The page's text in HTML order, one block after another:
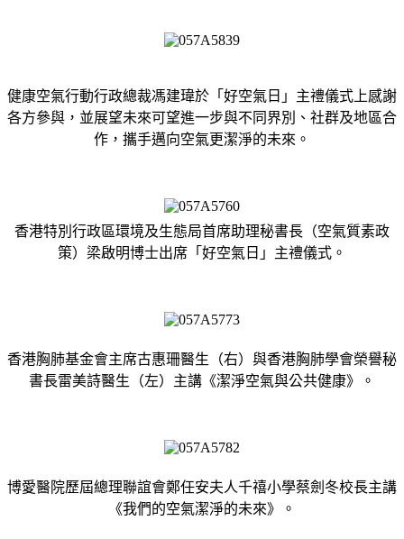
健康空氣行動行政總裁馮建瑋於「好空氣日」主禮儀式上感謝
各方參與，並展望未來可望進一步與不同界別、社群及地區合
作，攜手邁向空氣更潔淨的未來。
香港特別行政區環境及生態局首席助理秘書長（空氣質素政
策）梁啟明博士出席「好空氣日」主禮儀式。
香港胸肺基金會主席古惠珊醫生（右）與香港胸肺學會榮譽秘
書長雷美詩醫生（左）主講《潔淨空氣與公共健康》。
博愛醫院歷屆總理聯誼會鄭任安夫人千禧小學蔡劍冬校長主講
《我們的空氣潔淨的未來》。